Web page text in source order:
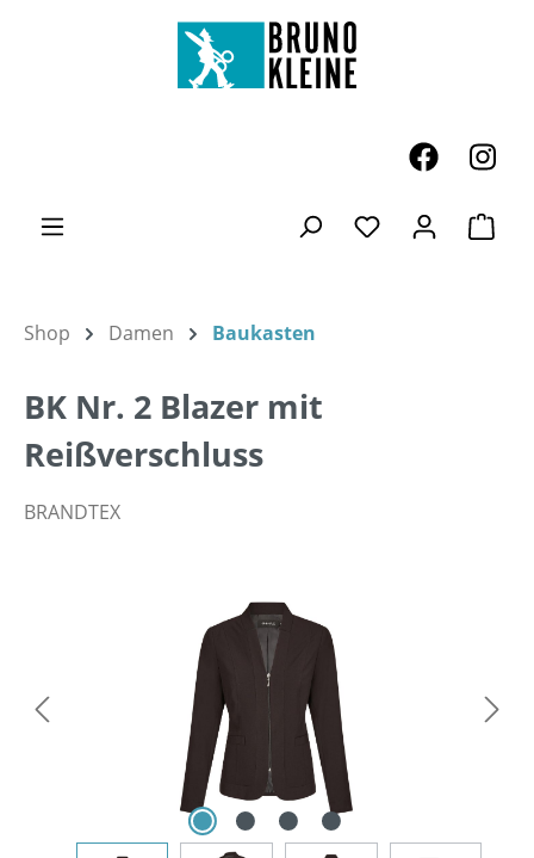
Zum Hauptinhalt springen
Du hast 0
Shop Damen Baukasten
BK Nr. 2 Blazer mit
Reißverschluss
BRANDTEX